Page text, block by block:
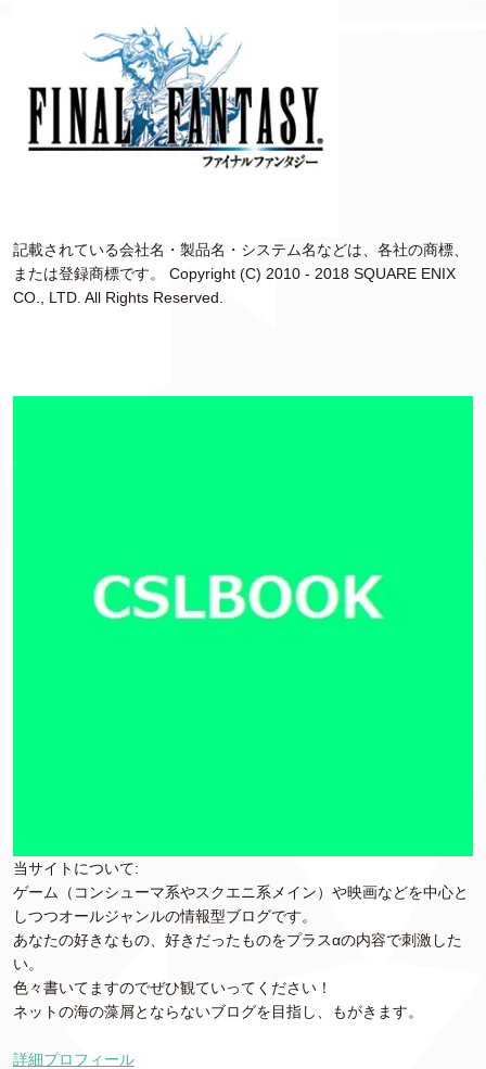
記載されている会社名・製品名・システム名などは、各社の商標、
または登録商標です。 Copyright (C) 2010 - 2018 SQUARE ENIX
CO., LTD. All Rights Reserved.
当サイトについて:
ゲーム（コンシューマ系やスクエニ系メイン）や映画などを中心と
しつつオールジャンルの情報型ブログです。
あなたの好きなもの、好きだったものをプラスαの内容で刺激した
い。
色々書いてますのでぜひ観ていってください！
ネットの海の藻屑とならないブログを目指し、もがきます。
詳細プロフィール